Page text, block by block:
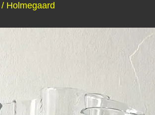
Holmegaard